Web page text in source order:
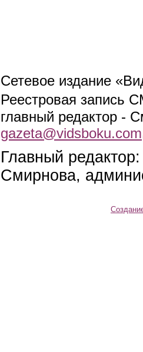
Сетевое издание
Реестровая запись
главный редактор -
gazeta@vidsboku.com
Главный
Смирнова,